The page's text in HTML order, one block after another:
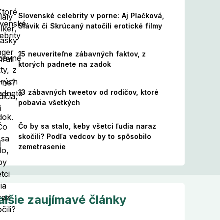
Slovenské celebrity v porne: Aj Plačková,
Slávik či Skrúcaný natočili erotické filmy
15 neuveriteľne zábavných faktov, z
ktorých padnete na zadok
13 zábavných tweetov od rodičov, ktoré
pobavia všetkých
Čo by sa stalo, keby všetci ľudia naraz
skočili? Podľa vedcov by to spôsobilo
zemetrasenie
zaujímavé články